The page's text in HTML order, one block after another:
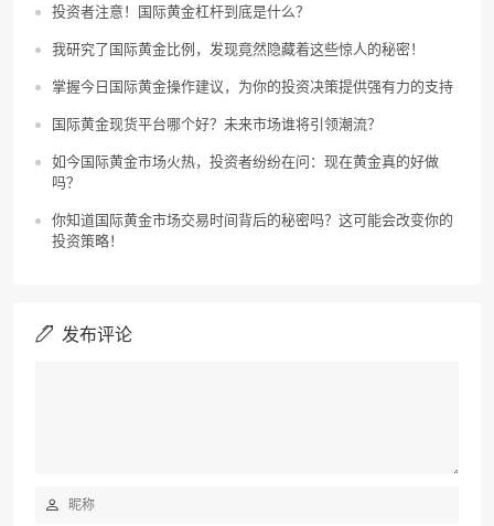
投资者注意！国际黄金杠杆到底是什么？
我研究了国际黄金比例，发现竟然隐藏着这些惊人的秘密！
掌握今日国际黄金操作建议，为你的投资决策提供强有力的支持
国际黄金现货平台哪个好？未来市场谁将引领潮流？
如今国际黄金市场火热，投资者纷纷在问：现在黄金真的好做
吗？
你知道国际黄金市场交易时间背后的秘密吗？这可能会改变你的
投资策略！
发布评论